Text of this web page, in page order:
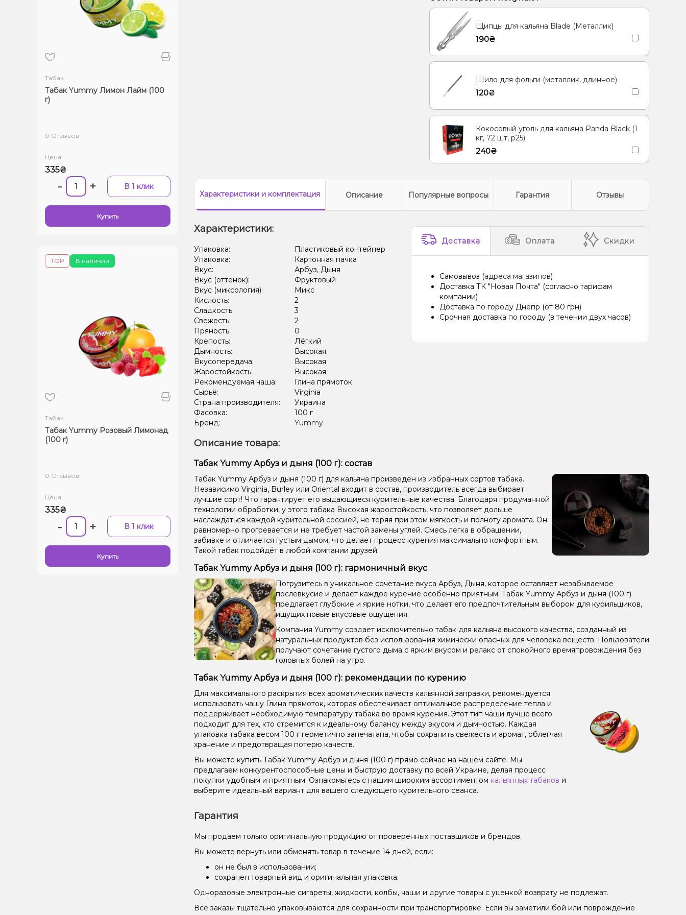
Табак
Табак Yummy Лимон Лайм (100
г)
0 Отзывов
Цена:
335₴
- + В 1 клик
Купить
В наличии
TOP
Табак
Табак Yummy Розовый Лимонад
(100 г)
0 Отзывов
Цена:
335₴
- + В 1 клик
Купить
Лайм, Лимон, Мята
Ананас, Кокос, Ром
Лимонад, Огурец
Грейпфрут, Малина, Лимонад
Тирамису
Щипцы для кальяна Blade (Металлик)
190₴
Шило для фольги (металлик, длинное)
120₴
Кокосовый уголь для кальяна Panda Black (1
кг, 72 шт, р25)
240₴
Характеристикии комплектация Описание Популярные вопросы Гарантия Отзывы
Характеристики:
Упаковка:
Пластиковый контейнер
Упаковка:
Картонная пачка
Вкус:
Арбуз, Дыня
Вкус (оттенок):
Фруктовый
Вкус (миксология):
Микс
Кислость:
2
Сладкость:
3
Свежесть:
2
Пряность:
0
Крепость:
Лёгкий
Дымность:
Высокая
Вкусопередача:
Высокая
Жаростойкость:
Высокая
Рекомендуемая чаша:
Глина прямоток
Сырьё:
Virginia
Страна производителя:
Украина
Фасовка:
100 г
Бренд:
Yummy
Доставка Оплата Скидки
Самовывоз (адреса магазинов)
Доставка ТК "Новая Почта" (согласно тарифам
компании)
Доставка по городу Днепр (от 80 грн)
Срочная доставка по городу (в течении двух часов)
Описание товара:
Табак Yummy Арбуз и дыня (100 г): состав
Табак Yummy Арбуз и дыня (100 г) для кальяна произведен из избранных сортов табака.
Независимо Virginia, Burley или Oriental входит в состав, производитель всегда выбирает
лучшие сорт! Что гарантирует его выдающиеся курительные качества. Благодаря продуманной
технологии обработки, у этого табака Высокая жаростойкость, что позволяет дольше
наслаждаться каждой курительной сессией, не теряя при этом мягкость и полноту аромата. Он
равномерно прогревается и не требует частой замены углей. Смесь легка в обращении,
забивке и отличается густым дымом, что делает процесс курения максимально комфортным.
Такой табак подойдёт в любой компании друзей.
Табак Yummy Арбуз и дыня (100 г): гармоничный вкус
Погрузитесь в уникальное сочетание вкуса Арбуз, Дыня, которое оставляет незабываемое
послевкусие и делает каждое курение особенно приятным. Табак Yummy Арбуз и дыня (100 г)
предлагает глубокие и яркие нотки, что делает его предпочтительным выбором для курильщиков,
ищущих новые вкусовые ощущения.
Компания Yummy создает исключительно табак для кальяна высокого качества, созданный из
натуральных продуктов без использования химически опасных для человека веществ. Пользователи
получают сочетание густого дыма с ярким вкусом и релакс от спокойного времяпровождения без
головных болей на утро.
Табак Yummy Арбуз и дыня (100 г): рекомендации по курению
Для максимального раскрытия всех ароматических качеств кальянной заправки, рекомендуется
использовать чашу Глина прямоток, которая обеспечивает оптимальное распределение тепла и
поддерживает необходимую температуру табака во время курения. Этот тип чаши лучше всего
подходит для тех, кто стремится к идеальному балансу между вкусом и дымностью. Каждая
упаковка табака весом 100 г герметично запечатана, чтобы сохранить свежесть и аромат, облегчая
хранение и предотвращая потерю качеств.
Вы можете купить Табак Yummy Арбуз и дыня (100 г) прямо сейчас на нашем сайте. Мы
предлагаем конкурентоспособные цены и быструю доставку по всей Украине, делая процесс
покупки удобным и приятным. Ознакомьтесь с нашим широким ассортиментом кальянных табаков и
выберите идеальный вариант для вашего следующего курительного сеанса.
Гарантия
Мы продаем только оригинальную продукцию от проверенных поставщиков и брендов.
Вы можете вернуть или обменять товар в течение 14 дней, если:
он не был в использовании;
сохранен товарный вид и оригинальная упаковка.
Одноразовые электронные сигареты, жидкости, колбы, чаши и другие товары с уценкой возврату не подлежат.
Все заказы тщательно упаковываются для сохранности при транспортировке. Если вы заметили бой или повреждение